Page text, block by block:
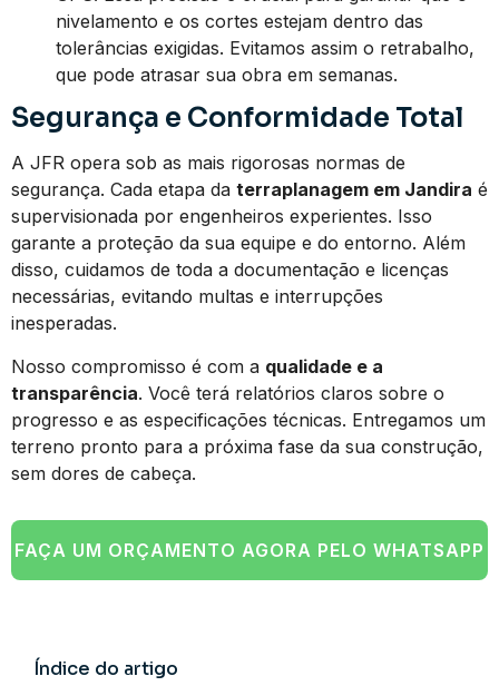
nivelamento e os cortes estejam dentro das
tolerâncias exigidas. Evitamos assim o retrabalho,
que pode atrasar sua obra em semanas.
Segurança e Conformidade Total
A JFR opera sob as mais rigorosas normas de
segurança. Cada etapa da terraplanagem em Jandira é
supervisionada por engenheiros experientes. Isso
garante a proteção da sua equipe e do entorno. Além
disso, cuidamos de toda a documentação e licenças
necessárias, evitando multas e interrupções
inesperadas.
Nosso compromisso é com a qualidade e a
transparência. Você terá relatórios claros sobre o
progresso e as especificações técnicas. Entregamos um
terreno pronto para a próxima fase da sua construção,
sem dores de cabeça.
FAÇA UM ORÇAMENTO AGORA PELO WHATSAPP
Índice do artigo